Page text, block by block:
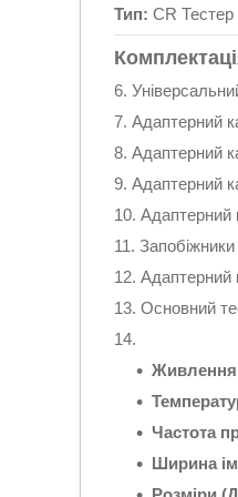
Тип: CR
Адаптерний
Адаптерний
Адаптерний
Адаптерний
Адаптерний
Основний
Частота
Ширина